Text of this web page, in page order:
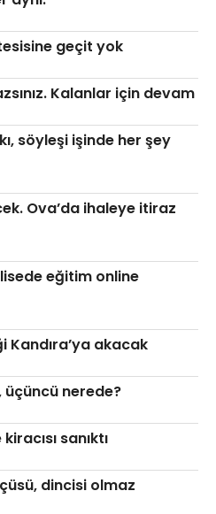
geçit yok
Kalanlar için devam
söyleşi işinde her şey
Ova’da ihaleye itiraz
eğitim online
Kandıra’ya akacak
üçüncü nerede?
sanıktı
dincisi olmaz